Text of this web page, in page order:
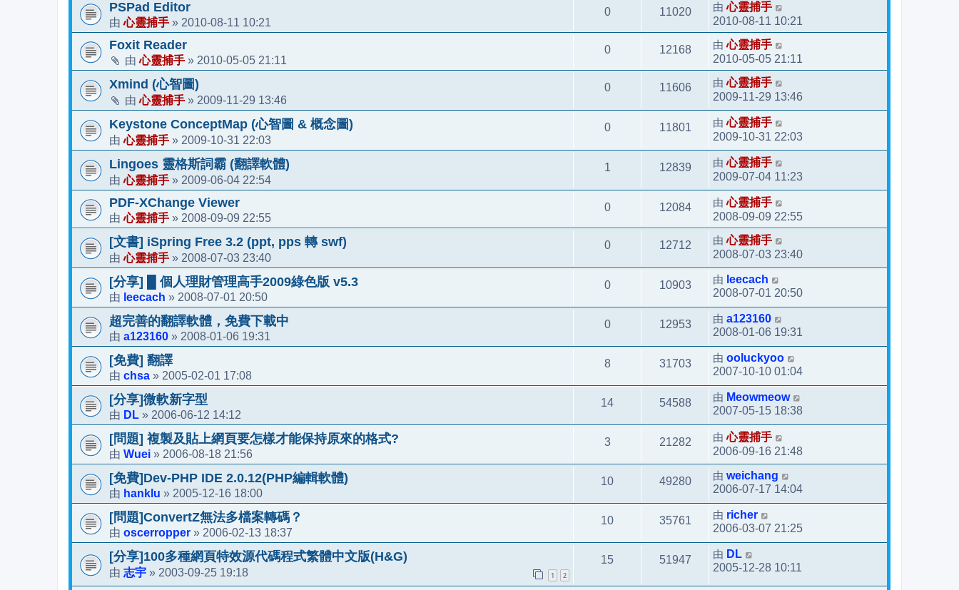
PSPad Editor
由心靈捕手 » 2010-08-11 10:21
0 11020 由心靈捕手
2010-08-11 10:21
Foxit Reader
由心靈捕手 » 2010-05-05 21:11
0 12168 由心靈捕手
2010-05-05 21:11
Xmind (心智圖)
由心靈捕手 » 2009-11-29 13:46
0 11606 由心靈捕手
2009-11-29 13:46
Keystone ConceptMap (心智圖 & 概念圖)
由心靈捕手 » 2009-10-31 22:03
0 11801 由心靈捕手
2009-10-31 22:03
Lingoes 靈格斯詞霸 (翻譯軟體)
由心靈捕手 » 2009-06-04 22:54
1 12839 由心靈捕手
2009-07-04 11:23
PDF-XChange Viewer
由心靈捕手 » 2008-09-09 22:55
0 12084 由心靈捕手
2008-09-09 22:55
[文書] iSpring Free 3.2 (ppt, pps 轉 swf)
由心靈捕手 » 2008-07-03 23:40
0 12712 由心靈捕手
2008-07-03 23:40
[分享] █ 個人理財管理高手2009綠色版 v5.3
由 leecach » 2008-07-01 20:50
0 10903 由 leecach
2008-07-01 20:50
超完善的翻譯軟體，免費下載中
由 a123160 » 2008-01-06 19:31
0 12953 由 a123160
2008-01-06 19:31
[免費] 翻譯
由 chsa » 2005-02-01 17:08
8 31703 由 ooluckyoo
2007-10-10 01:04
[分享]微軟新字型
由 DL » 2006-06-12 14:12
14 54588 由 Meowmeow
2007-05-15 18:38
[問題] 複製及貼上網頁要怎樣才能保持原來的格式?
由 Wuei » 2006-08-18 21:56
3 21282 由心靈捕手
2006-09-16 21:48
[免費]Dev-PHP IDE 2.0.12(PHP編輯軟體)
由 hanklu » 2005-12-16 18:00
10 49280 由 weichang
2006-07-17 14:04
[問題]ConvertZ無法多檔案轉碼？
由 oscerropper » 2006-02-13 18:37
10 35761 由 richer
2006-03-07 21:25
[分享]100多種網頁特效源代碼程式繁體中文版(H&G)
由 志宇 » 2003-09-25 19:18 1 2
15 51947 由 DL
2005-12-28 10:11